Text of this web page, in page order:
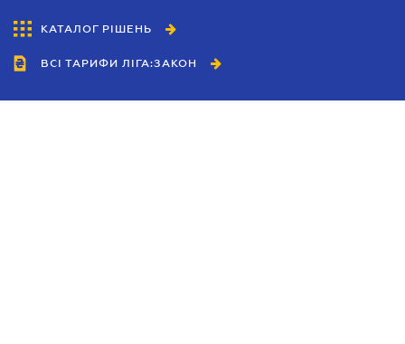
КАТАЛОГ РІШЕНЬ
ВСІ ТАРИФИ ЛІГА:ЗАКОН